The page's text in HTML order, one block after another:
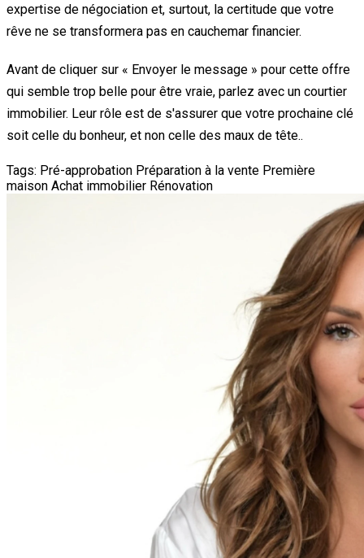
expertise de négociation et, surtout, la certitude que votre
rêve ne se transformera pas en cauchemar financier.
Avant de cliquer sur « Envoyer le message » pour cette offre
qui semble trop belle pour être vraie, parlez avec un courtier
immobilier. Leur rôle est de s'assurer que votre prochaine clé
soit celle du bonheur, et non celle des maux de tête..
Tags: Pré-approbation Préparation à la vente Première
maison Achat immobilier Rénovation